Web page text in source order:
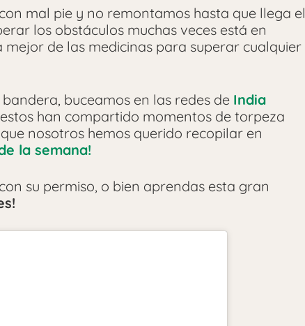
mal pie y no remontamos hasta que llega el
los obstáculos muchas veces está en
mejor de las medicinas para superar cualquier
buceamos en las redes de India
han compartido momentos de torpeza
nosotros hemos querido recopilar en
la semana!
su permiso, o bien aprendas esta gran